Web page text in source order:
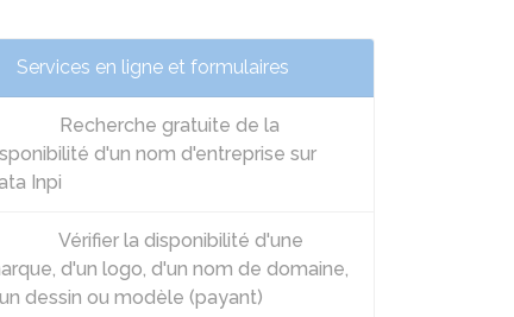
Services en ligne et formulaires
Recherche gratuite de la
d'un nom d'entreprise sur
Inpi
Vérifier la disponibilité d'une
d'un logo, d'un nom de domaine,
dessin ou modèle (payant)